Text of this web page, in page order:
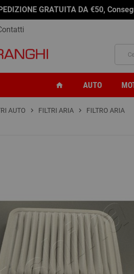
GRATUITA DA €50,
home AUTO
AUTO chevron_right FILTRI ARIA chevron_right FILTRO ARIA